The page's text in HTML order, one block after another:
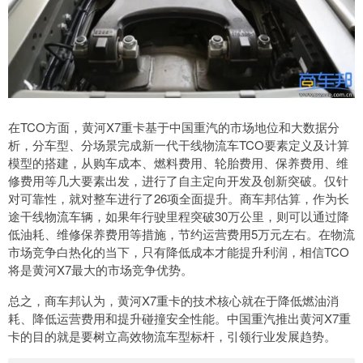
在TCO方面，黄河X7重卡基于中国重汽的市场地位和大数据分
析，分车型、分场景完成新一代干线物流车TCO要素定义及计算
模型的搭建，从购车成本、燃料费用、轮胎费用、保养费用、维
修费用等几大要素出发，进行了自主定向开发及创新突破。仅针
对可靠性，就对整车进行了26项全面提升。商车邦估算，作为长
途干线物流车辆，如果年行驶里程突破30万公里，则可以通过降
低油耗、维修保养费用等措施，节约运营费用5万元左右。在物流
市场竞争白热化的当下，只有降低成本才能提升利润，相信TCO
将是黄河X7最大的市场竞争优势。
总之，商车邦认为，黄河X7重卡的技术核心就在于降低燃油消
耗、降低运营费用和提升碰撞安全性能。中国重汽推出黄河X7重
卡的目的就是要树立高效物流车型标杆，引领行业发展趋势。